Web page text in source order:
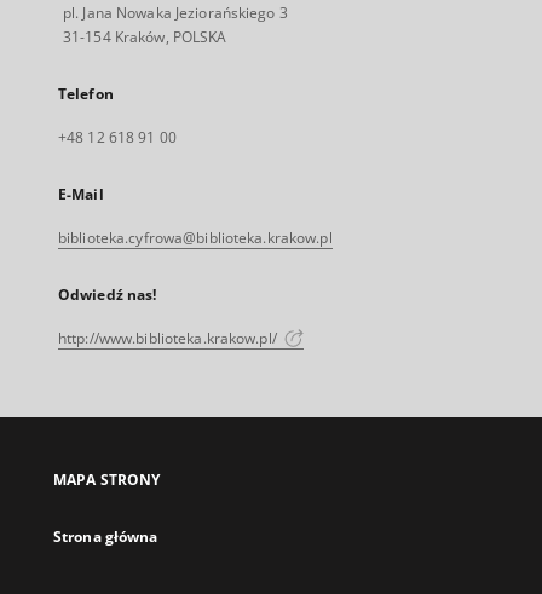
pl. Jana Nowaka Jeziorańskiego 3
31-154 Kraków, POLSKA
Telefon
+48 12 618 91 00
E-Mail
biblioteka.cyfrowa@biblioteka.krakow.pl
Odwiedź nas!
http://www.biblioteka.krakow.pl/
MAPA STRONY
Strona główna